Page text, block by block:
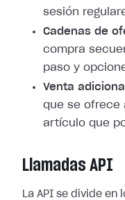
sesión
Cadenas de
compra
paso y
Venta adicional
que se ofrece
artículo que
Llamadas API
La API se divide en